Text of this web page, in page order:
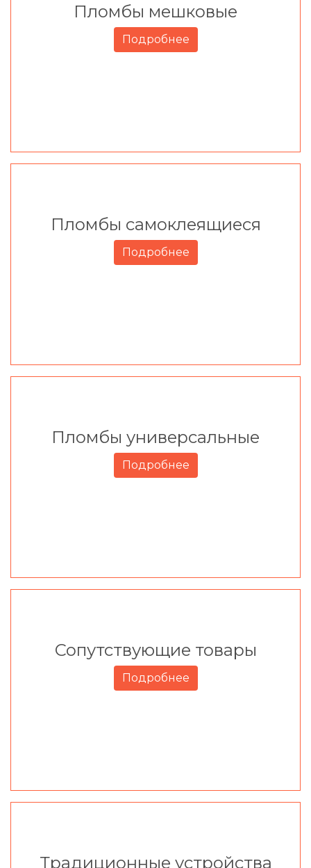
Пломбы мешковые
Подробнее
Пломбы самоклеящиеся
Подробнее
Пломбы универсальные
Подробнее
Сопутствующие товары
Подробнее
Традиционные устройства